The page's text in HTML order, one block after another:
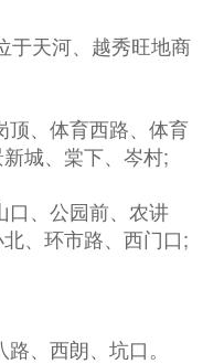
于天河、越秀旺地商
顶、体育西路、体育
城、棠下、岑村;
口、公园前、农讲
、环市路、西门口;
、西朗、坑口。